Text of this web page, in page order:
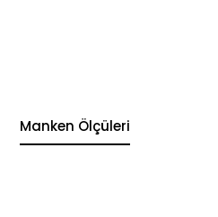
Manken Ölçüleri